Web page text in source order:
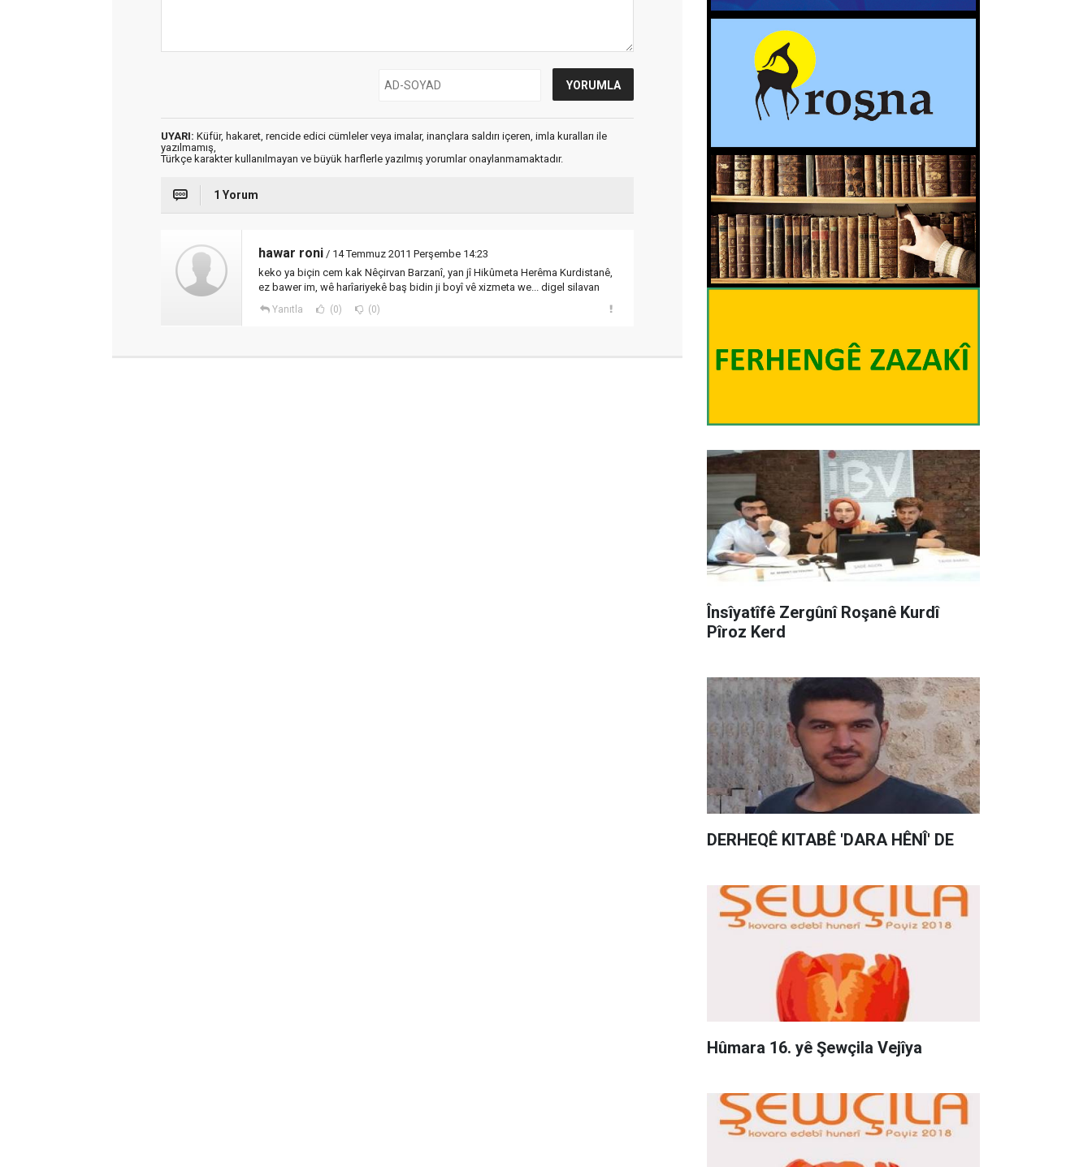
UYARI: Küfür, hakaret, rencide edici cümleler veya imalar, inançlara saldırı içeren, imla kuralları ile
yazılmamış,
Türkçe karakter kullanılmayan ve büyük harflerle yazılmış yorumlar onaylanmamaktadır.
1 Yorum
hawar roni / 14 Temmuz 2011 Perşembe 14:23
keko ya biçin cem kak Nêçirvan Barzanî, yan jî Hikûmeta Herêma Kurdistanê,
ez bawer im, wê harîariyekê baş bidin ji boyî vê xizmeta we... digel silavan
Yanıtla (0) (0)
Însîyatîfê Zergûnî Roşanê Kurdî
Pîroz Kerd
DERHEQÊ KITABÊ 'DARA HÊNÎ' DE
Hûmara 16. yê Şewçila Vejîya